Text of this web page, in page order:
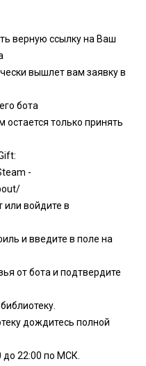
верную ссылку на Ваш
вышлет вам заявку в
бота
только принять
-
или войдите в
и введите в поле на
от бота и подтвердите
дождитесь полной
22:00 по МСК.